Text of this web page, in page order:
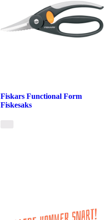
Fiskars Functional Form
Fiskesaks